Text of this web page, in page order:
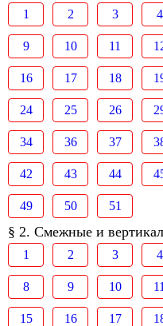
1 2 3 4
9 10 11
16 17 18
24 25 26
34 36 37
42 43 44
49 50 51
§ 2. Смежные и
1 2 3 4
8 9 10 11
15 16 17